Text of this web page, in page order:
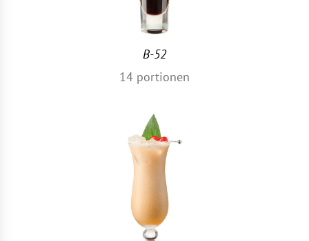
B-52
14 portionen